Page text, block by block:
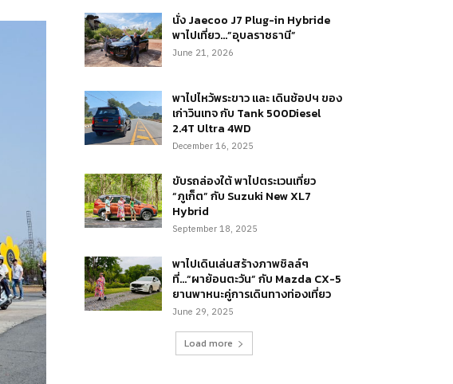
นั่ง Jaecoo J7 Plug-in Hybride
พาไปเที่ยว…”อุบลราชธานี”
June 21, 2026
พาไปไหว้พระขาว และ เดินช้อปฯ ของ
เก่าวินเทจ กับ Tank 500Diesel
2.4T Ultra 4WD
December 16, 2025
ขับรถล่องใต้ พาไปตระเวนเที่ยว
“ภูเก็ต” กับ Suzuki New XL7
Hybrid
September 18, 2025
พาไปเดินเล่นสร้างภาพชิลล์ๆ
ที่…“ผาย้อนตะวัน” กับ Mazda CX-5
ยานพาหนะคู่การเดินทางท่องเที่ยว
June 29, 2025
Load more